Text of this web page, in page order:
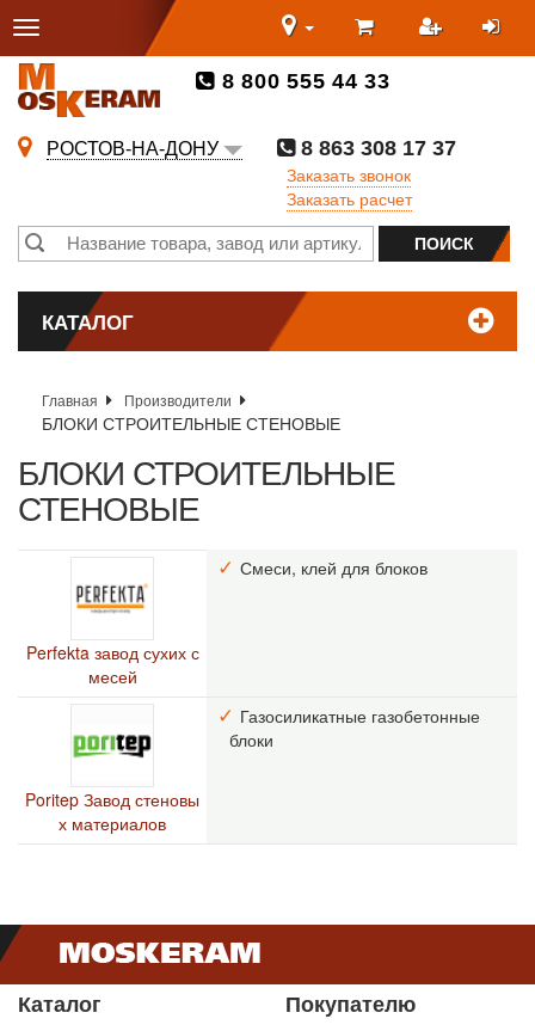
8 800 555 44 33
РОСТОВ-НА-ДОНУ
8 863 308 17 37
Заказать звонок
Заказать расчет
КАТАЛОГ
Главная Производители
БЛОКИ СТРОИТЕЛЬНЫЕ СТЕНОВЫЕ
БЛОКИ СТРОИТЕЛЬНЫЕ
СТЕНОВЫЕ
Perfekta завод сухих с
месей
Смеси, клей для блоков
Poritep Завод стеновы
х материалов
Газосиликатные газобетонные
блоки
Каталог Покупателю